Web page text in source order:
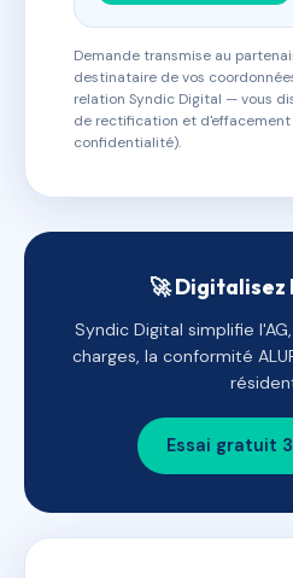
Demande transmise au
destinataire de vos
relation Syndic Digital — vous
de rectification et
confidentialité).
🚀 Digitalisez
Syndic Digital simplifie
charges, la conformité
Essai gratuit